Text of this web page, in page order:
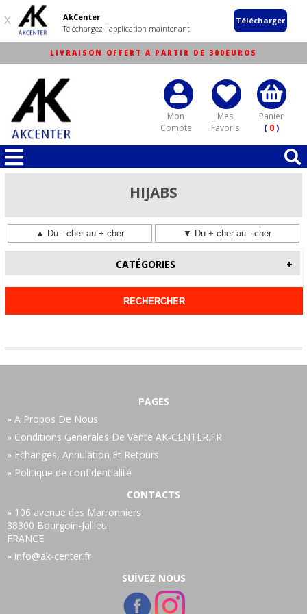
X
AkCenter
Téléchargez l'application maintenant
Télécharger
LIVRAISON OFFERT A PARTIR DE 300EUROS
Mon
Compte
Mes
Favoris
Panier
( 0)
HIJABS
CATÉGORIES +
PAGES
A Propos De Nous
Conditions Generales De Vente AK-CENTER.FR
Echanges, Annulation Et Retours
Politique de confidentialité
CONTACTS
106 avenue des Marronniers
38300 Bourgoin-Jallieu
FRANCE
info@ak-center.fr
SUİVEZ NOUS